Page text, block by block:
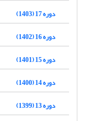
دوره 17 (1403)
دوره 16 (1402)
دوره 15 (1401)
دوره 14 (1400)
دوره 13 (1399)